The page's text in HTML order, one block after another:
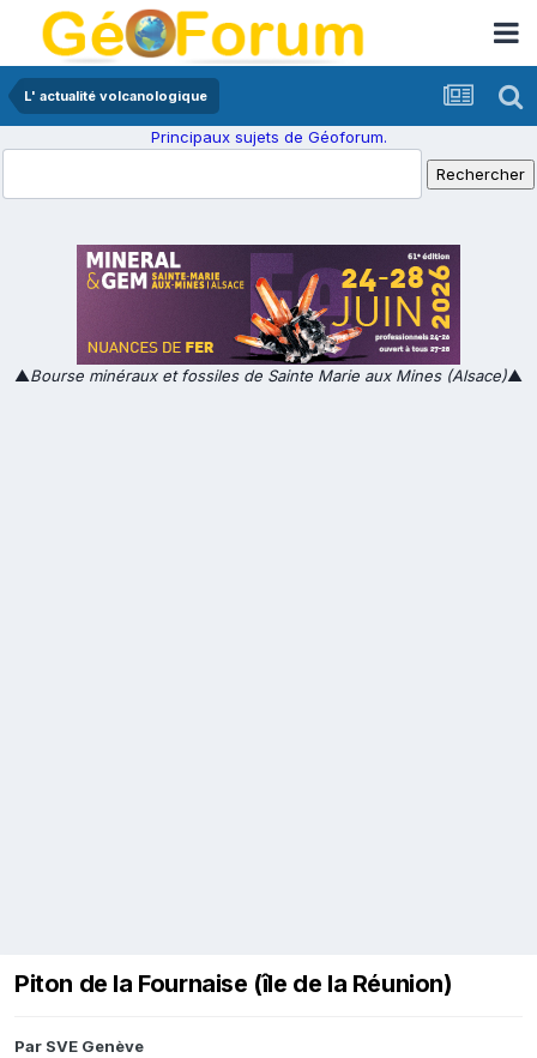
L' actualité volcanologique
Principaux sujets de Géoforum.
▲Bourse minéraux et fossiles de Sainte Marie aux Mines (Alsace)▲
Piton de la Fournaise (île de la Réunion)
Par SVE Genève